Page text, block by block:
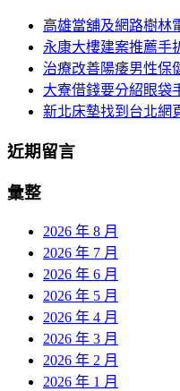
高雄當舖及網路樹林
永康大樓建案推薦手
治療改善陽痿男性保
大寮借錢要分紹眼袋
新北床墊找到台北網
近期留言
彙整
2026 年 8 月
2026 年 7 月
2026 年 6 月
2026 年 5 月
2026 年 4 月
2026 年 3 月
2026 年 2 月
2026 年 1 月